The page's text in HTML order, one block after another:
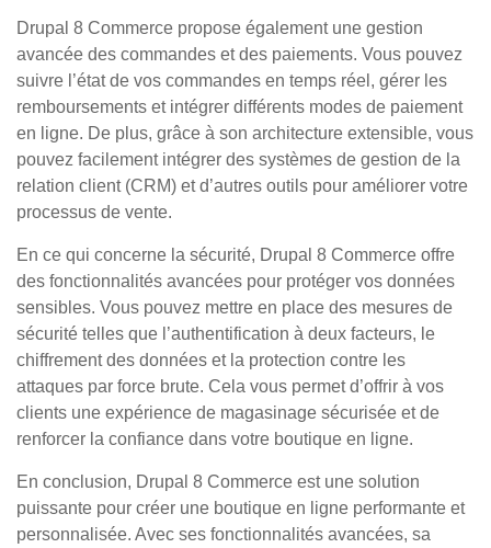
Drupal 8 Commerce propose également une gestion
avancée des commandes et des paiements. Vous pouvez
suivre l’état de vos commandes en temps réel, gérer les
remboursements et intégrer différents modes de paiement
en ligne. De plus, grâce à son architecture extensible, vous
pouvez facilement intégrer des systèmes de gestion de la
relation client (CRM) et d’autres outils pour améliorer votre
processus de vente.
En ce qui concerne la sécurité, Drupal 8 Commerce offre
des fonctionnalités avancées pour protéger vos données
sensibles. Vous pouvez mettre en place des mesures de
sécurité telles que l’authentification à deux facteurs, le
chiffrement des données et la protection contre les
attaques par force brute. Cela vous permet d’offrir à vos
clients une expérience de magasinage sécurisée et de
renforcer la confiance dans votre boutique en ligne.
En conclusion, Drupal 8 Commerce est une solution
puissante pour créer une boutique en ligne performante et
personnalisée. Avec ses fonctionnalités avancées, sa